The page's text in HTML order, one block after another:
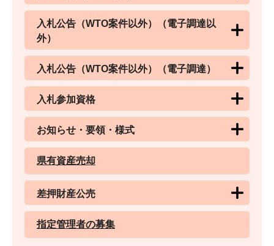
入札公告（WTO案件以外）（電子調達以
外）
入札公告（WTO案件以外）（電子調達）
入札参加資格
お知らせ・要領・様式
県有資産売却
差押財産公売
指定管理者の募集